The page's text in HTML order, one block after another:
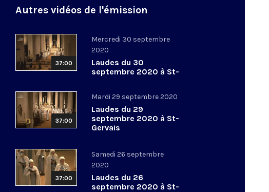
Autres vidéos de l'émission
37:00
Mercredi 30 septembre
2020
Laudes du 30
septembre 2020 à St-
37:00
Mardi 29 septembre 2020
Laudes du 29
septembre 2020 à St-
Gervais
37:00
Samedi 26 septembre
2020
Laudes du 26
septembre 2020 à St-